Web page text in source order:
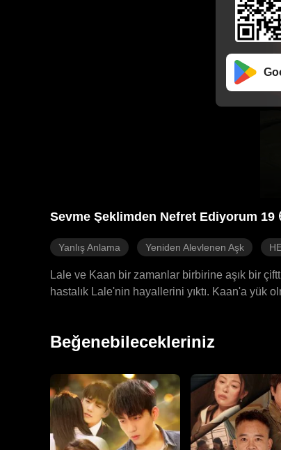
Sevme Şeklimden Nefret Ediyorum 19
Yanlış Anlama Yeniden Alevlenen Aşk
Lale ve Kaan bir zamanlar birbirine aşık bir
hastalık Lale'nin hayallerini yıktı. Kaan'a yük
keşfetti. Bu aşk yeniden alevlenebilecek mi?
Beğenebilecekleriniz